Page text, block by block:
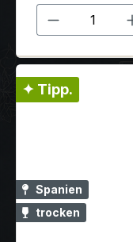
Produkt
✦ Tipp.
Spanien
trocken